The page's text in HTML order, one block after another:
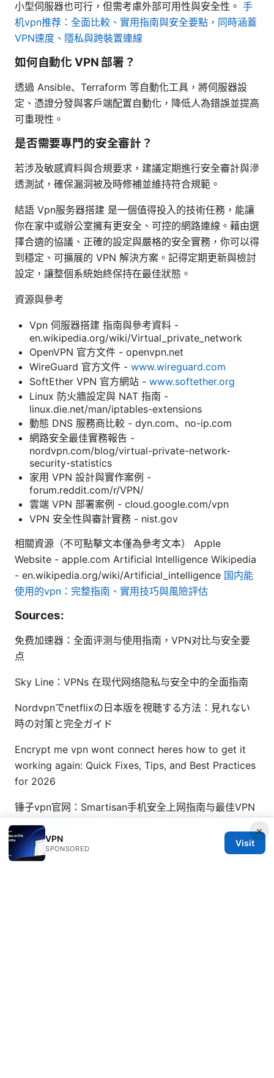
小型伺服器也可行，但需考慮外部可用性與安全性。 手
机vpn推荐：全面比較、實用指南與安全要點，同時涵蓋
VPN速度、隱私與跨裝置連線
如何自動化 VPN 部署？
透過 Ansible、Terraform 等自動化工具，將伺服器設
定、憑證分發與客戶端配置自動化，降低人為錯誤並提高
可重現性。
是否需要專門的安全審計？
若涉及敏感資料與合規要求，建議定期進行安全審計與滲
透測試，確保漏洞被及時修補並維持符合規範。
結語 Vpn服务器搭建 是一個值得投入的技術任務，能讓
你在家中或辦公室擁有更安全、可控的網路連線。藉由選
擇合適的協議、正確的設定與嚴格的安全實務，你可以得
到穩定、可擴展的 VPN 解決方案。記得定期更新與檢討
設定，讓整個系統始終保持在最佳狀態。
資源與參考
Vpn 伺服器搭建 指南與參考資料 -
en.wikipedia.org/wiki/Virtual_private_network
OpenVPN 官方文件 - openvpn.net
WireGuard 官方文件 - www.wireguard.com
SoftEther VPN 官方網站 - www.softether.org
Linux 防火牆設定與 NAT 指南 -
linux.die.net/man/iptables-extensions
動態 DNS 服務商比較 - dyn.com、no-ip.com
網路安全最佳實務報告 -
nordvpn.com/blog/virtual-private-network-
security-statistics
家用 VPN 設計與實作案例 -
forum.reddit.com/r/VPN/
雲端 VPN 部署案例 - cloud.google.com/vpn
VPN 安全性與審計實務 - nist.gov
相關資源（不可點擊文本僅為參考文本） Apple
Website - apple.com Artificial Intelligence Wikipedia
- en.wikipedia.org/wiki/Artificial_intelligence 国内能
使用的vpn：完整指南、實用技巧與風險評估
Sources:
免费加速器：全面评测与使用指南，VPN对比与安全要
点
Sky Line：VPNs 在现代网络隐私与安全中的全面指南
Nordvpnでnetflixの日本版を視聴する方法：見れない
時の対策と完全ガイド
Encrypt me vpn wont connect heres how to get it
working again: Quick Fixes, Tips, and Best Practices
for 2026
锤子vpn官网：Smartisan手机安全上网指南与最佳VPN
选择电脑翻墙后怎么共享给手机：实用指南、技巧与常
见问题
×
VPN
SPONSORED
Visit